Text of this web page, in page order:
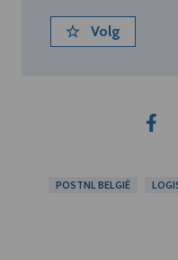
Volg
POSTNL BELGIË